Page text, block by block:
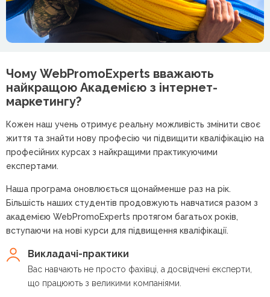
Чому WebPromoExperts вважають
найкращою Академією з інтернет-
маркетингу?
Кожен наш учень отримує реальну можливість змінити своє
життя та знайти нову професію чи підвищити кваліфікацію на
професійних курсах з найкращими практикуючими
експертами.
Наша програма оновлюється щонайменше раз на рік.
Більшість наших студентів продовжують навчатися разом з
академією WebPromoExperts протягом багатьох років,
вступаючи на нові курси для підвищення кваліфікації.
Викладачі-практики
Вас навчають не просто фахівці, а досвідчені експерти,
що працюють з великими компаніями.